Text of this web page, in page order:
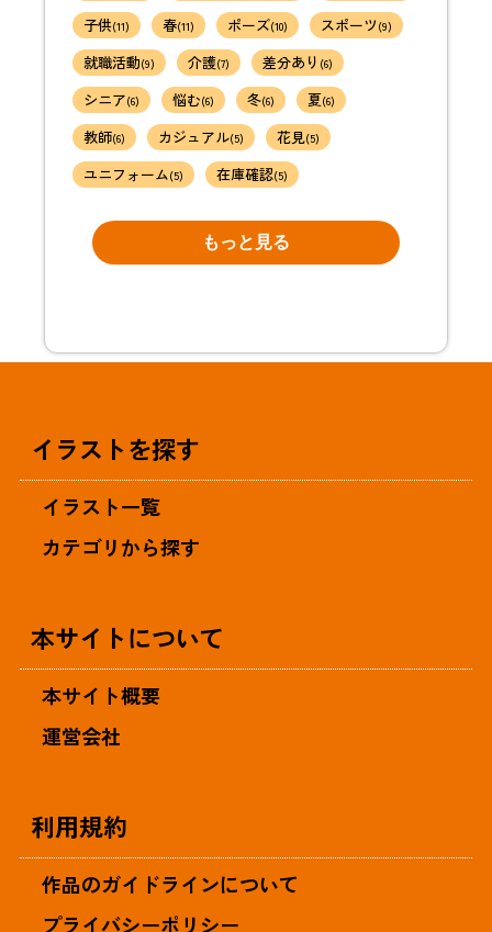
子供(11) 春(11) ポーズ(10) スポーツ (9)
就職活動(9) 介護(7) 差分あり (6)
シニア(6) 悩む(6) 冬(6) 夏(6)
教師(6) カジュアル(5) 花見(5)
ユニフォーム(5) 在庫確認(5)
もっと見る
イラストを探す
イラスト一覧
カテゴリから探す
本サイトについて
本サイト概要
運営会社
利用規約
作品のガイドラインについて
プライバシーポリシー